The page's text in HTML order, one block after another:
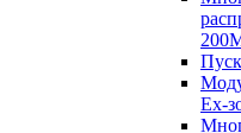
Ex-